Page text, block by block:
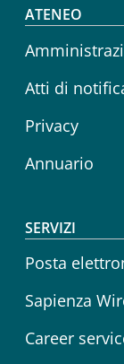
ATENEO
Atti di
Privacy
Annuario
SERVIZI
Posta
Sapienza
Career